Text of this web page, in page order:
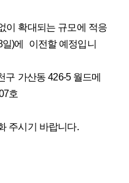
이 확대되는 규모에 적응
)에  이전할 예정입니
구 가산동 426-5 월드메
호
주시기 바랍니다.